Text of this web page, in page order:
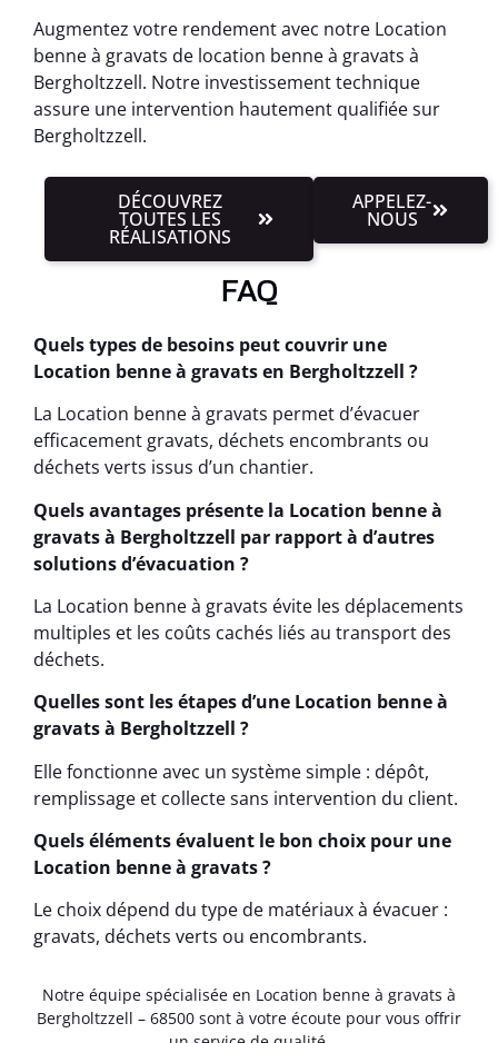
Augmentez votre rendement avec notre Location
benne à gravats de location benne à gravats à
Bergholtzzell. Notre investissement technique
assure une intervention hautement qualifiée sur
Bergholtzzell.
DÉCOUVREZ
TOUTES LES
RÉALISATIONS
APPELEZ-
NOUS
FAQ
Quels types de besoins peut couvrir une
Location benne à gravats en Bergholtzzell ?
La Location benne à gravats permet d’évacuer
efficacement gravats, déchets encombrants ou
déchets verts issus d’un chantier.
Quels avantages présente la Location benne à
gravats à Bergholtzzell par rapport à d’autres
solutions d’évacuation ?
La Location benne à gravats évite les déplacements
multiples et les coûts cachés liés au transport des
déchets.
Quelles sont les étapes d’une Location benne à
gravats à Bergholtzzell ?
Elle fonctionne avec un système simple : dépôt,
remplissage et collecte sans intervention du client.
Quels éléments évaluent le bon choix pour une
Location benne à gravats ?
Le choix dépend du type de matériaux à évacuer :
gravats, déchets verts ou encombrants.
Notre équipe spécialisée en Location benne à gravats à
Bergholtzzell – 68500 sont à votre écoute pour vous offrir